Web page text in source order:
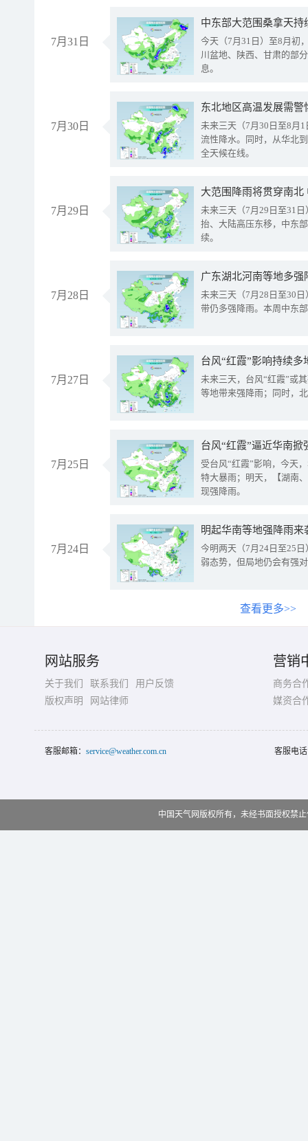
7月31日
中东部大范围桑拿天
今天（7月31日）至8月初
川盆地、陕西、甘肃的部
息。
7月30日
东北地区高温发展需
未来三天（7月30日至8月
流性降水。同时，从华北
全天候在线。
7月29日
大范围降雨将贯穿南
未来三天（7月29日至31
抬、大陆高压东移，中东
续。
7月28日
广东湖北河南等地多
未来三天（7月28日至30
带仍多强降雨。本周中东
7月27日
台风“红霞”影响持续
未来三天，台风“红霞”或
等地带来强降雨；同时，
7月25日
台风“红霞”逼近华南
受台风“红霞”影响，今天
特大暴雨；明天，【湖南
现强降雨。
7月24日
明起华南等地强降雨
今明两天（7月24日至25
弱态势，但局地仍会有强
查看更多>>
网站服务
关于我们 联系我们
用户反馈
版权声明
网站律师
营销
商务合
媒资合
客服邮箱： service@weather.com.cn 客服电
中国天气网版权所有，未经书面授权